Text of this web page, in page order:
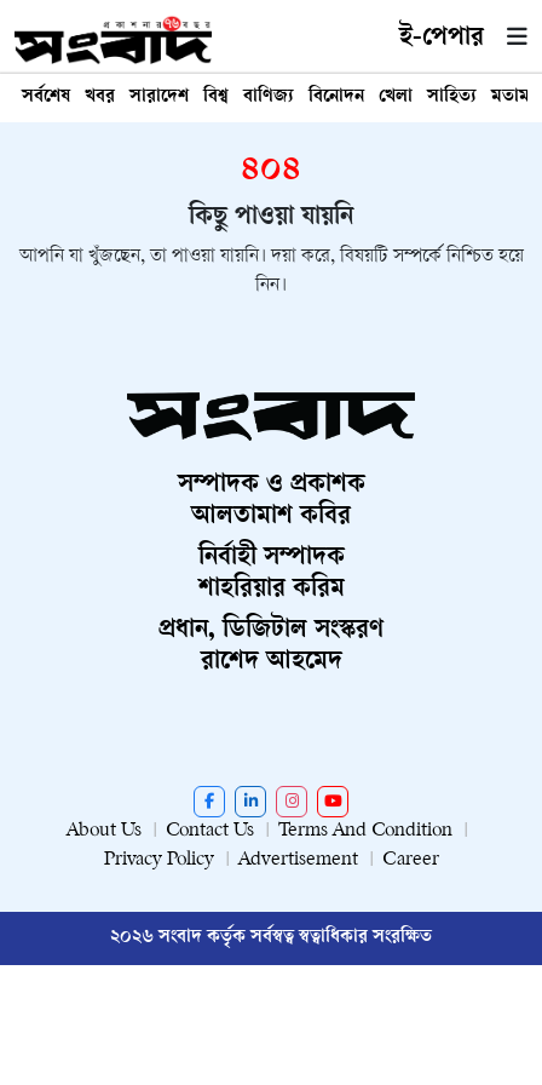
ই-পেপার
সর্বশেষ খবর সারাদেশ বিশ্ব বাণিজ্য বিনোদন খেলা সাহিত্য মতামত
৪০৪
কিছু পাওয়া যায়নি
আপনি যা খুঁজছেন, তা পাওয়া যায়নি। দয়া করে, বিষয়টি সম্পর্কে নিশ্চিত হয়ে
নিন।
সম্পাদক ও প্রকাশক
আলতামাশ কবির
নির্বাহী সম্পাদক
শাহরিয়ার করিম
প্রধান, ডিজিটাল সংস্করণ
রাশেদ আহমেদ
About Us Contact Us
Terms And Condition
Privacy Policy
Advertisement Career
২০২৬ সংবাদ কর্তৃক সর্বস্বত্ব স্বত্বাধিকার সংরক্ষিত